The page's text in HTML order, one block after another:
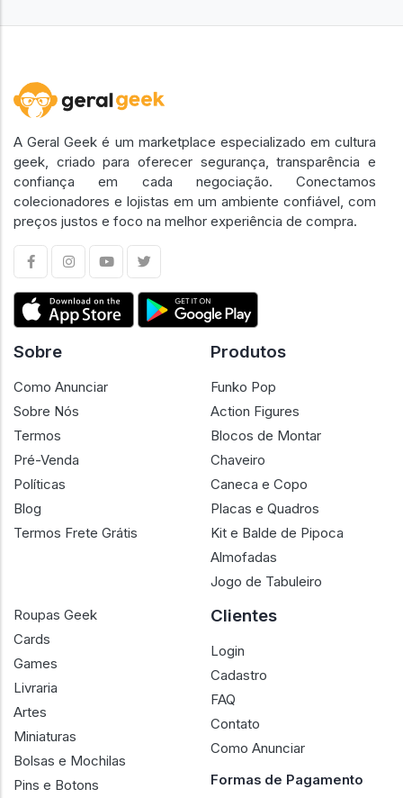
A Geral Geek é um marketplace especializado em cultura
geek, criado para oferecer segurança, transparência e
confiança em cada negociação. Conectamos
colecionadores e lojistas em um ambiente confiável, com
preços justos e foco na melhor experiência de compra.
Sobre
Como Anunciar
Sobre Nós
Termos
Pré-Venda
Políticas
Blog
Termos Frete Grátis
Produtos
Funko Pop
Action Figures
Blocos de Montar
Chaveiro
Caneca e Copo
Placas e Quadros
Kit e Balde de Pipoca
Almofadas
Jogo de Tabuleiro
Roupas Geek
Cards
Games
Livraria
Artes
Miniaturas
Bolsas e Mochilas
Pins e Botons
Clientes
Login
Cadastro
FAQ
Contato
Como Anunciar
Formas de Pagamento